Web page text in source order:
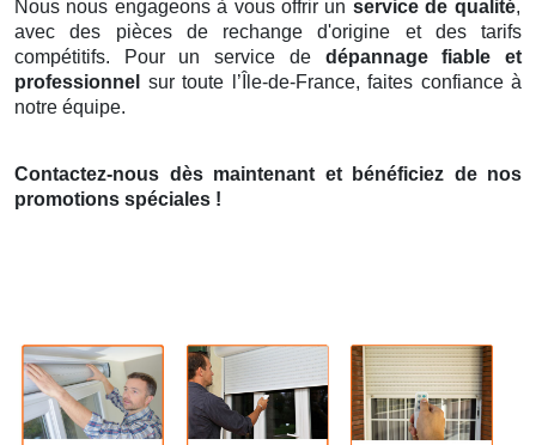
Nous nous engageons à vous offrir un service de qualité,
avec des pièces de rechange d'origine et des tarifs
compétitifs. Pour un service de dépannage fiable et
professionnel
sur toute l’Île-de-France, faites confiance à
notre équipe.
Contactez-nous dès maintenant et bénéficiez de nos
promotions spéciales !